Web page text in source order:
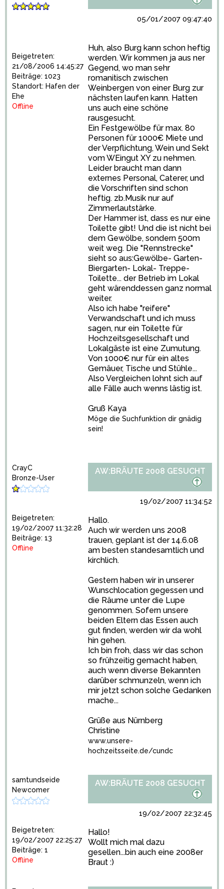
Beigetreten:
21/08/2006 14:45:27
Beiträge: 1023
Standort: Hafen der
Ehe
Offline
05/01/2007 09:47:40
Huh, also Burg kann schon heftig
werden. Wir kommen ja aus ner
Gegend, wo man sehr
romanitisch zwischen
Weinbergen von einer Burg zur
nächsten laufen kann. Hatten
uns auch eine schöne
rausgesucht.
Ein Festgewölbe für max. 80
Personen für 1000€ Miete und
der Verpflichtung, Wein und Sekt
vom WEingut XY zu nehmen.
Leider braucht man dann
externes Personal, Caterer, und
die Vorschriften sind schon
heftig. zb.Musik nur auf
Zimmerlautstärke.
Der Hammer ist, dass es nur eine
Toilette gibt! Und die ist nicht bei
dem Gewölbe, sondern 500m
weit weg. Die "Rennstrecke"
sieht so aus:Gewölbe- Garten-
Biergarten- Lokal- Treppe-
Toilette... der Betrieb im Lokal
geht wärenddessen ganz normal
weiter.
Also ich habe "reifere"
Verwandschaft und ich muss
sagen, nur ein Toilette für
Hochzeitsgesellschaft und
Lokalgäste ist eine Zumutung.
Von 1000€ nur für ein altes
Gemäuer, Tische und Stühle...
Also Vergleichen lohnt sich auf
alle Fälle auch wenns lästig ist.
Gruß Kaya
Möge die Suchfunktion dir gnädig
sein!
CrayC
Bronze-User
Beigetreten:
19/02/2007 11:32:28
Beiträge: 13
Offline
AW:BRÄUTE 2008 GESUCHT
19/02/2007 11:34:52
Hallo.
Auch wir werden uns 2008
trauen, geplant ist der 14.6.08
am besten standesamtlich und
kirchlich.
Gestern haben wir in unserer
Wunschlocation gegessen und
die Räume unter die Lupe
genommen. Sofern unsere
beiden Eltern das Essen auch
gut finden, werden wir da wohl
hin gehen.
Ich bin froh, dass wir das schon
so frühzeitig gemacht haben,
auch wenn diverse Bekannten
darüber schmunzeln, wenn ich
mir jetzt schon solche Gedanken
mache...
Grüße aus Nürnberg
Christine
www.unsere-
hochzeitsseite.de/cundc
samtundseide
Newcomer
Beigetreten:
19/02/2007 22:25:27
Beiträge: 1
Offline
AW:BRÄUTE 2008 GESUCHT
19/02/2007 22:32:45
Hallo!
Wollt mich mal dazu
gesellen...bin auch eine 2008er
Braut :)